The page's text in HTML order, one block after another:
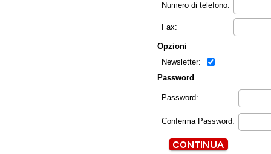
Numero di telefono:
Fax:
Opzioni
Newsletter:
Password
Password:
Conferma Password: